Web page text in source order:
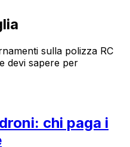
sulla polizza RC
devi sapere per
chi paga i